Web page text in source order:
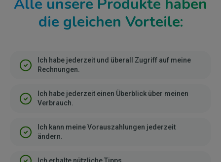
Alle unsere Produkte haben
die gleichen Vorteile:
Ich habe jederzeit und überall Zugriff auf meine
Rechnungen.
Ich habe jederzeit einen Überblick über meinen
Verbrauch.
Ich kann meine Vorauszahlungen jederzeit
ändern.